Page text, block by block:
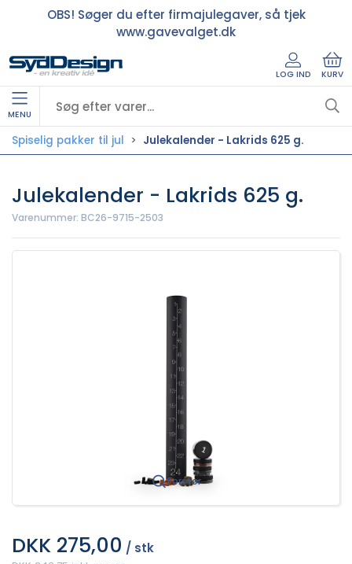
OBS! Søger du efter firmajulegaver, så tjek
www.gavevalget.dk
LOG IND KURV
MENU
Spiselig pakker til jul Julekalender - Lakrids 625 g.
Julekalender - Lakrids 625 g.
Varenummer: BC26-9715-2503
Forstør
DKK 275,00 / stk